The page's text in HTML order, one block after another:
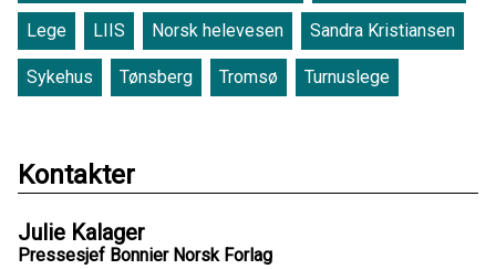
Lege LIIS Norsk helevesen Sandra Kristiansen
Sykehus Tønsberg Tromsø Turnuslege
Kontakter
Julie Kalager
Pressesjef Bonnier Norsk Forlag